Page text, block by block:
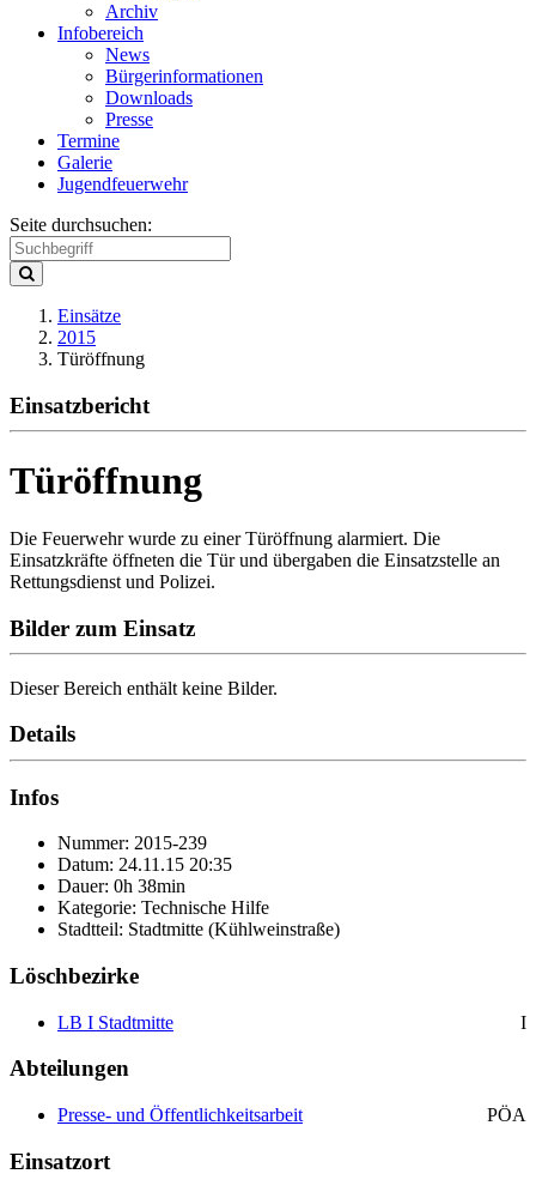
Archiv
Infobereich
News
Bürgerinformationen
Downloads
Presse
Termine
Galerie
Jugendfeuerwehr
Seite durchsuchen:
Einsätze
2015
Türöffnung
Einsatzbericht
Türöffnung
Die Feuerwehr wurde zu einer Türöffnung alarmiert. Die
Einsatzkräfte öffneten die Tür und übergaben die Einsatzstelle an
Rettungsdienst und Polizei.
Bilder zum Einsatz
Dieser Bereich enthält keine Bilder.
Details
Infos
Nummer: 2015-239
Datum: 24.11.15 20:35
Dauer: 0h 38min
Kategorie: Technische Hilfe
Stadtteil: Stadtmitte (Kühlweinstraße)
Löschbezirke
LB I Stadtmitte I
Abteilungen
Presse- und Öffentlichkeitsarbeit PÖA
Einsatzort